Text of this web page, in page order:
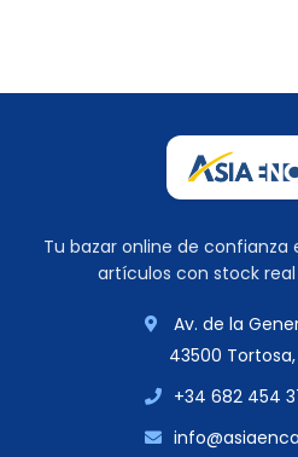
Tu bazar online de confianza
artículos con stock
Av. de la
43500
+34 682 454